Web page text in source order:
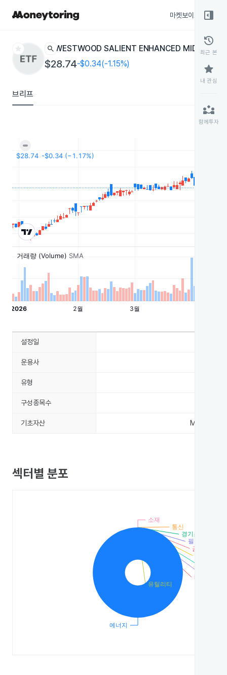
마켓보이스
star search WESTWOOD SALIENT ENHANCED
$28.74-$0.34(-1.15%)
브리프
right_panel_open
history
최근 본
star
내 관심
partner_exchange
함께투자